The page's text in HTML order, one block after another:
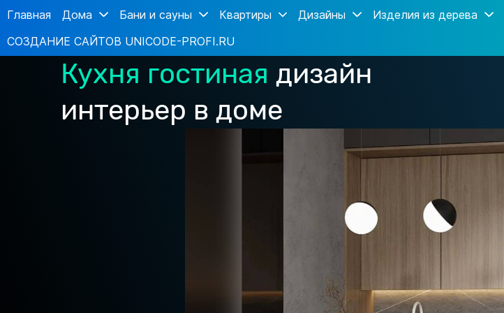
Главная Дома Бани и сауны Квартиры Дизайны Изделия из дерева
СОЗДАНИЕ САЙТОВ UNICODE-PROFI.RU
Кухня гостиная дизайн
интерьер в доме